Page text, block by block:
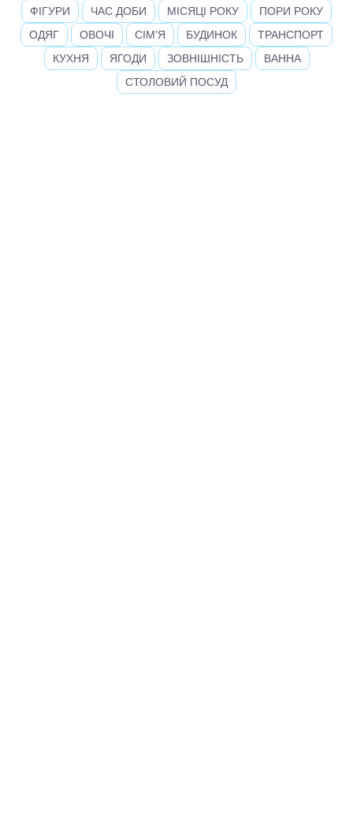
ФІГУРИ
ЧАС ДОБИ МІСЯЦІ РОКУ
ПОРИ РОКУ
ОДЯГ
ОВОЧІ СІМ'Я БУДИНОК
ТРАНСПОРТ
КУХНЯ
ЯГОДИ ЗОВНІШНІСТЬ
ВАННА
СТОЛОВИЙ ПОСУД